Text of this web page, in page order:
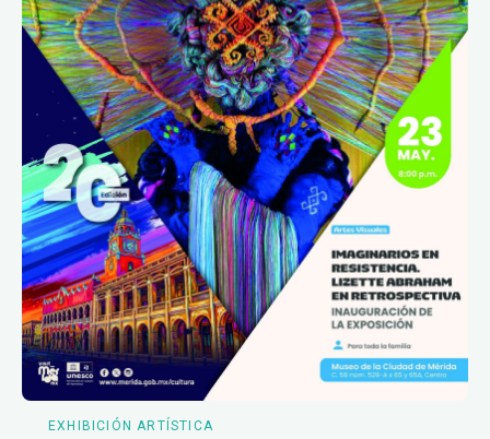
EXHIBICIÓN ARTÍSTICA